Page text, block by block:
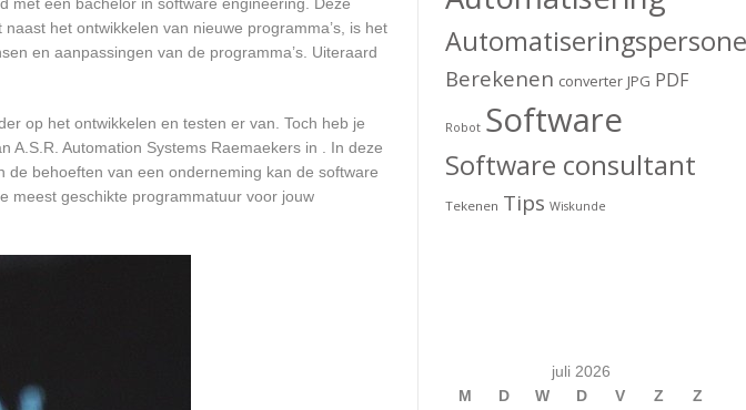
het ontwikkelen van nieuwe programma’s, is het
en aanpassingen van de programma’s. Uiteraard
op het ontwikkelen en testen er van. Toch heb je
Automation Systems Raemaekers in . In deze
de behoeften van een onderneming kan de software
meest geschikte programmatuur voor jouw
Berekenen converter JPG PDF
Robot Software
Software consultant
Tekenen Tips Wiskunde
juli 2026
M
D W D V Z
Z